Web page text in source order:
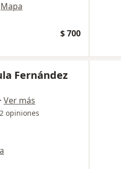
Mapa
$ 700
Fernández
· Ver más
2 opiniones